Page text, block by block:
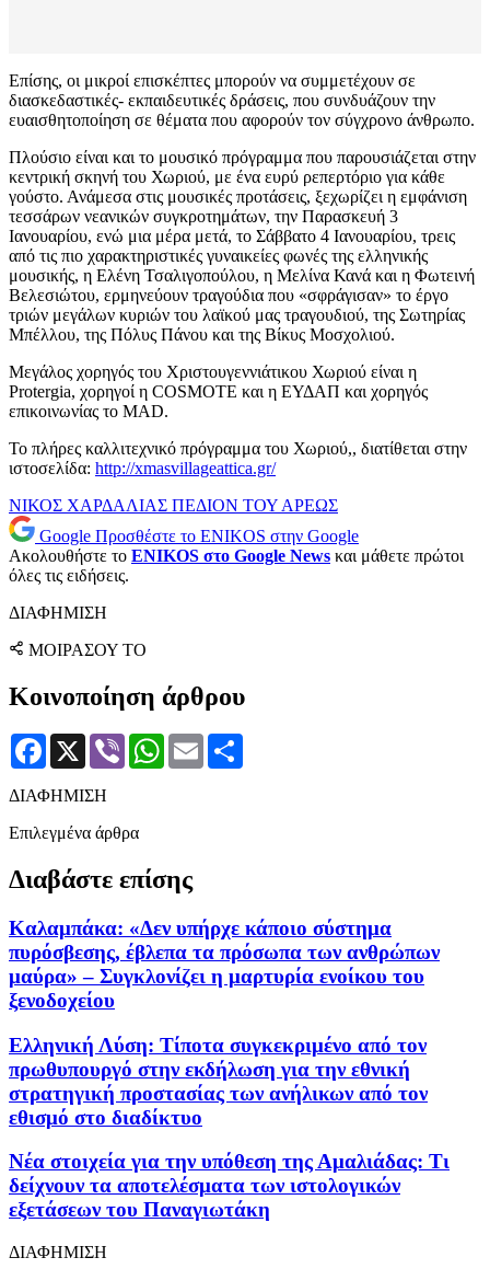
Επίσης, οι μικροί επισκέπτες μπορούν να συμμετέχουν σε
διασκεδαστικές- εκπαιδευτικές δράσεις, που συνδυάζουν την
ευαισθητοποίηση σε θέματα που αφορούν τον σύγχρονο άνθρωπο.
Πλούσιο είναι και το μουσικό πρόγραμμα που παρουσιάζεται στην
κεντρική σκηνή του Χωριού, με ένα ευρύ ρεπερτόριο για κάθε
γούστο. Ανάμεσα στις μουσικές προτάσεις, ξεχωρίζει η εμφάνιση
τεσσάρων νεανικών συγκροτημάτων, την Παρασκευή 3
Ιανουαρίου, ενώ μια μέρα μετά, το Σάββατο 4 Ιανουαρίου, τρεις
από τις πιο χαρακτηριστικές γυναικείες φωνές της ελληνικής
μουσικής, η Ελένη Τσαλιγοπούλου, η Μελίνα Κανά και η Φωτεινή
Βελεσιώτου, ερμηνεύουν τραγούδια που «σφράγισαν» το έργο
τριών μεγάλων κυριών του λαϊκού μας τραγουδιού, της Σωτηρίας
Μπέλλου, της Πόλυς Πάνου και της Βίκυς Μοσχολιού.
Μεγάλος χορηγός του Χριστουγεννιάτικου Χωριού είναι η
Protergia, χορηγοί η COSMOTE και η ΕΥΔΑΠ και χορηγός
επικοινωνίας το MAD.
Το πλήρες καλλιτεχνικό πρόγραμμα του Χωριού,, διατίθεται στην
ιστοσελίδα: http://xmasvillageattica.gr/
ΝΙΚΟΣ ΧΑΡΔΑΛΙΑΣ ΠΕΔΙΟΝ ΤΟΥ ΑΡΕΩΣ
Google Προσθέστε το ENIKOS στην Google
Ακολουθήστε το ENIKOS στο Google News και μάθετε πρώτοι
όλες τις ειδήσεις.
ΔΙΑΦΗΜΙΣΗ
ΜΟΙΡΑΣΟΥ ΤΟ
Κοινοποίηση άρθρου
Facebook
X Viber WhatsApp
Email
ΔΙΑΦΗΜΙΣΗ
Επιλεγμένα άρθρα
Διαβάστε επίσης
Καλαμπάκα: «Δεν υπήρχε κάποιο σύστημα
πυρόσβεσης, έβλεπα τα πρόσωπα των ανθρώπων
μαύρα» – Συγκλονίζει η μαρτυρία ενοίκου του
ξενοδοχείου
Ελληνική Λύση: Τίποτα συγκεκριμένο από τον
πρωθυπουργό στην εκδήλωση για την εθνική
στρατηγική προστασίας των ανήλικων από τον
εθισμό στο διαδίκτυο
Νέα στοιχεία για την υπόθεση της Αμαλιάδας: Τι
δείχνουν τα αποτελέσματα των ιστολογικών
εξετάσεων του Παναγιωτάκη
ΔΙΑΦΗΜΙΣΗ